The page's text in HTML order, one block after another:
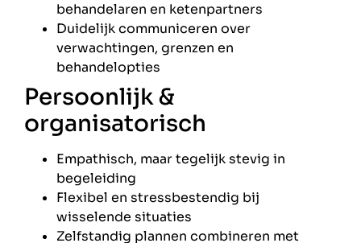
behandelaren en ketenpartners
Duidelijk communiceren over
verwachtingen, grenzen en
behandelopties
Persoonlijk &
organisatorisch
Empathisch, maar tegelijk stevig in
begeleiding
Flexibel en stressbestendig bij
wisselende situaties
Zelfstandig plannen combineren met